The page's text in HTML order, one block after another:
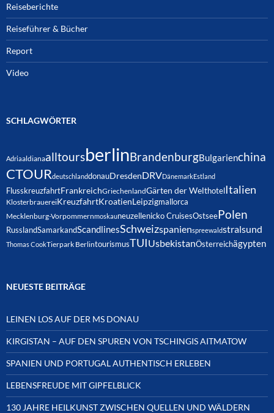
Reiseberichte
Reiseführer & Bücher
Report
Video
SCHLAGWÖRTER
AdriaaldianaalltoursberlinBrandenburgBulgarienchina
CTOURdeutschlanddonauDresdenDRVDänemarkEstland
FlusskreuzfahrtFrankreichGriechenlandGärten der WelthotelItalien
KlosterbrauereiKreuzfahrtKroatienLeipzigmallorca
Mecklenburg-Vorpommernmoskauneuzellenicko CruisesOstseePolen
RusslandSamarkandScandlinesSchweizspanienspreewaldstralsund
Thomas CookTierpark BerlintourismusTUIUsbekistanÖsterreichägypten
NEUESTE BEITRÄGE
LEINEN LOS AUF DER MS DONAU
KIRGISTAN – AUF DEN SPUREN VON TSCHINGIS AITMATOW
SPANIEN UND PORTUGAL AUTHENTISCH ERLEBEN
LEBENSFREUDE MIT GIPFELBLICK
130 JAHRE HEILKUNST ZWISCHEN QUELLEN UND WÄLDERN